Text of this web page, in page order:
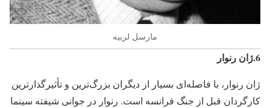
مارسل لربیه
6.ژان رنوار
ژان رنوار، با فاصله‌ای بسیار از دیگران بزرگ‌ترین و تأثیر‌گذارترین
کارگردان قبل از جنگ فرانسه است. رنوار در جوانی شیفته سینما